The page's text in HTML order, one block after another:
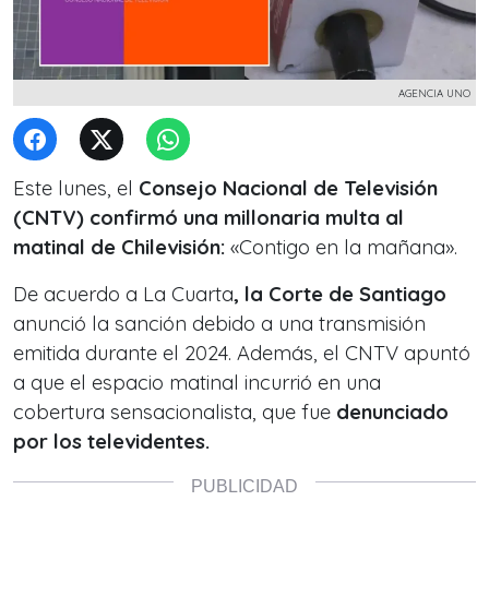
AGENCIA UNO
Este lunes, el Consejo Nacional de Televisión
(CNTV) confirmó una millonaria multa al
matinal de Chilevisión: «Contigo en la mañana».
De acuerdo a La Cuarta, la Corte de Santiago
anunció la sanción debido a una transmisión
emitida durante el 2024. Además, el CNTV apuntó
a que el espacio matinal incurrió en una
cobertura sensacionalista, que fue denunciado
por los televidentes.